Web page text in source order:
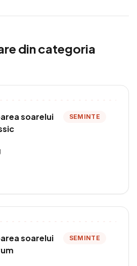
din categoria
soarelui
SEMINTE
soarelui
SEMINTE